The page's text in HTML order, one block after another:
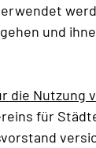
und
die Nutzung
für